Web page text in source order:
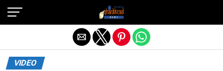
VIDEO
Exit mobile version